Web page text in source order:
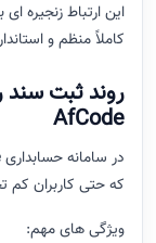
این ارتباط زنجیره
کاملاً منظم و
روند ثبت سند
AfCode
که حتی کاربران کم
ویژگی های مهم: